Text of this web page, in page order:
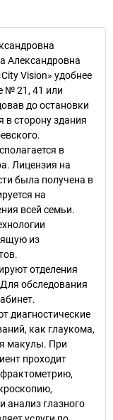
Александровна
Vision» удобнее
№ 21, 41 или
до остановки
в сторону здания
в
Лицензия на
была получена в
на
всей семьи.
из
отделения
обследования
диагностические
как глаукома,
макулы. При
проходит
анализ глазного